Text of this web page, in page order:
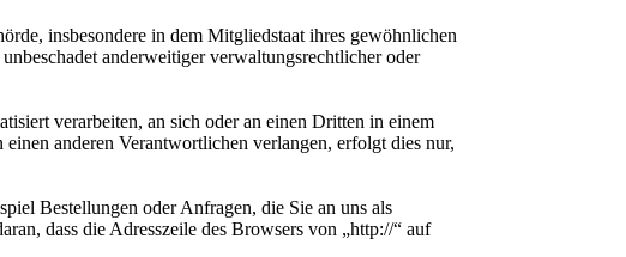
insbesondere in dem Mitgliedstaat ihres gewöhnlichen
anderweitiger verwaltungsrechtlicher oder
verarbeiten, an sich oder an einen Dritten in einem
anderen Verantwortlichen verlangen, erfolgt dies nur,
Bestellungen oder Anfragen, die Sie an uns als
dass die Adresszeile des Browsers von „http://“ auf